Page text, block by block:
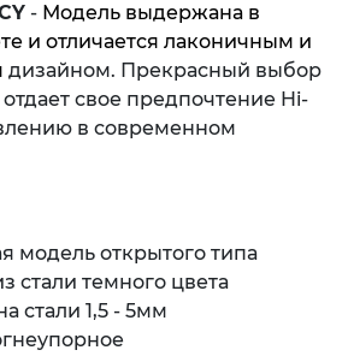
- Модель выдержана в
и отличается лаконичным и
дизайном. Прекрасный выбор
отдает свое предпочтение Hi-
в современном
модель открытого типа
стали темного цвета
стали 1,5 - 5мм